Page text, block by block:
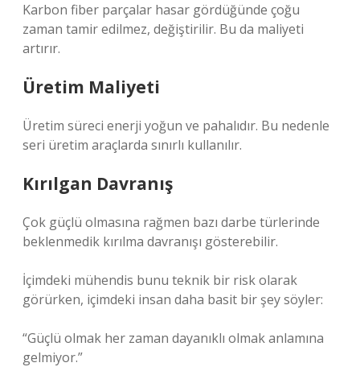
Karbon fiber parçalar hasar gördüğünde çoğu
zaman tamir edilmez, değiştirilir. Bu da maliyeti
artırır.
Üretim Maliyeti
Üretim süreci enerji yoğun ve pahalıdır. Bu nedenle
seri üretim araçlarda sınırlı kullanılır.
Kırılgan Davranış
Çok güçlü olmasına rağmen bazı darbe türlerinde
beklenmedik kırılma davranışı gösterebilir.
İçimdeki mühendis bunu teknik bir risk olarak
görürken, içimdeki insan daha basit bir şey söyler:
“Güçlü olmak her zaman dayanıklı olmak anlamına
gelmiyor.”